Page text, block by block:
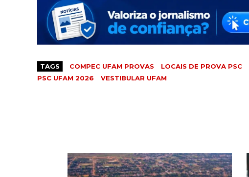
TAGS COMPEC UFAM PROVAS LOCAIS DE PROVA PSC
PSC UFAM 2026
VESTIBULAR UFAM